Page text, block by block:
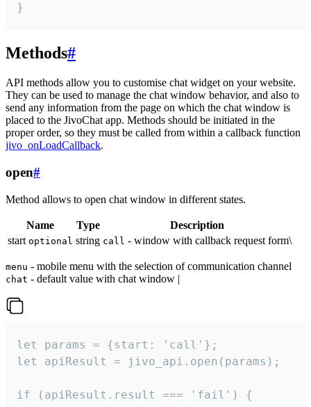
}
Methods#
API methods allow you to customise chat widget on your website.
They can be used to manage the chat window behavior, and also to
send any information from the page on which the chat window is
placed to the JivoChat app. Methods should be initiated in the
proper order, so they must be called from within a callback function
jivo_onLoadCallback.
open#
Method allows to open chat window in different states.
Name Type
Description
start optional string call - window with callback request form\
menu - mobile menu with the selection of communication channel
chat - default value with chat window |
let params = {start: 'call'};
let apiResult = jivo_api.open(params);
if (apiResult.result === 'fail') {